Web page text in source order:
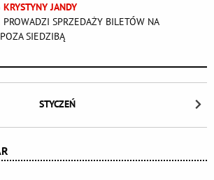
JANDY
SPRZEDAŻY BILETÓW NA
SIEDZIBĄ
STYCZEŃ